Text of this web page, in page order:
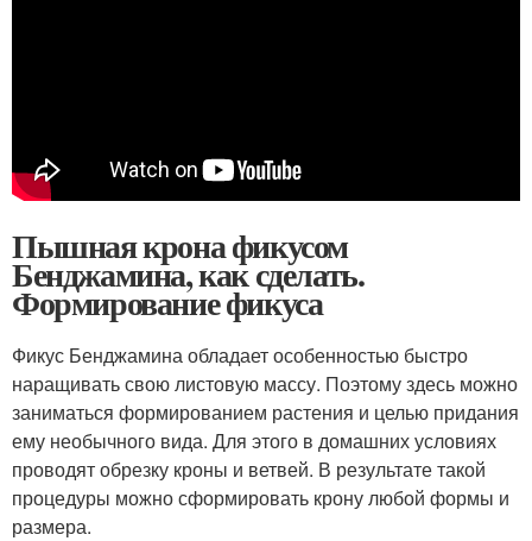
Пышная крона фикусом
Бенджамина, как сделать.
Формирование фикуса
Фикус Бенджамина обладает особенностью быстро
наращивать свою листовую массу. Поэтому здесь можно
заниматься формированием растения и целью придания
ему необычного вида. Для этого в домашних условиях
проводят обрезку кроны и ветвей. В результате такой
процедуры можно сформировать крону любой формы и
размера.